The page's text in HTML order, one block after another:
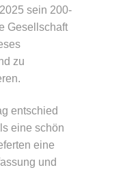
sein 200-
Gesellschaft
zu
entschied
eine schön
eine
und